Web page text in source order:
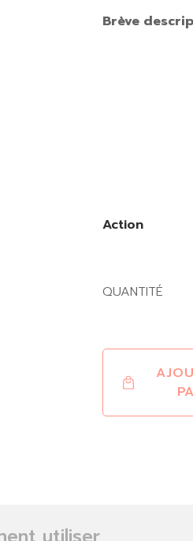
Brève
Action
QUANTITÉ